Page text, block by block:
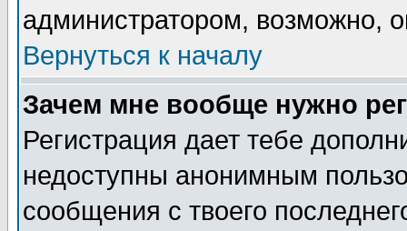
администратором, возможно,
Вернуться к началу
Зачем мне вообще нужно
Регистрация дает тебе
недоступны анонимным
сообщения с твоего